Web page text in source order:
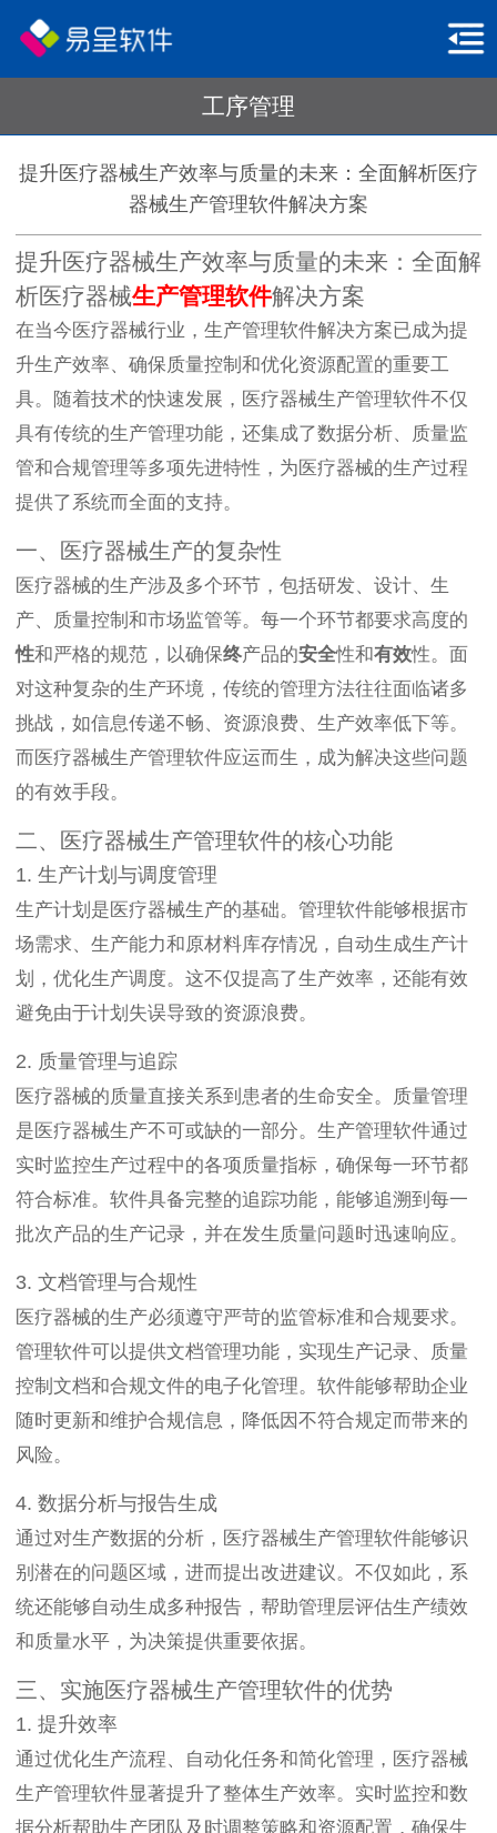
工序管理
提升医疗器械生产效率与质量的未来：全面解析医疗
器械生产管理软件解决方案
提升医疗器械生产效率与质量的未来：全面解
析医疗器械生产管理软件解决方案
在当今医疗器械行业，生产管理软件解决方案已成为提
升生产效率、确保质量控制和优化资源配置的重要工
具。随着技术的快速发展，医疗器械生产管理软件不仅
具有传统的生产管理功能，还集成了数据分析、质量监
管和合规管理等多项先进特性，为医疗器械的生产过程
提供了系统而全面的支持。
一、医疗器械生产的复杂性
医疗器械的生产涉及多个环节，包括研发、设计、生
产、质量控制和市场监管等。每一个环节都要求高度的
性和严格的规范，以确保终产品的安全性和有效性。面
对这种复杂的生产环境，传统的管理方法往往面临诸多
挑战，如信息传递不畅、资源浪费、生产效率低下等。
而医疗器械生产管理软件应运而生，成为解决这些问题
的有效手段。
二、医疗器械生产管理软件的核心功能
1. 生产计划与调度管理
生产计划是医疗器械生产的基础。管理软件能够根据市
场需求、生产能力和原材料库存情况，自动生成生产计
划，优化生产调度。这不仅提高了生产效率，还能有效
避免由于计划失误导致的资源浪费。
2. 质量管理与追踪
医疗器械的质量直接关系到患者的生命安全。质量管理
是医疗器械生产不可或缺的一部分。生产管理软件通过
实时监控生产过程中的各项质量指标，确保每一环节都
符合标准。软件具备完整的追踪功能，能够追溯到每一
批次产品的生产记录，并在发生质量问题时迅速响应。
3. 文档管理与合规性
医疗器械的生产必须遵守严苛的监管标准和合规要求。
管理软件可以提供文档管理功能，实现生产记录、质量
控制文档和合规文件的电子化管理。软件能够帮助企业
随时更新和维护合规信息，降低因不符合规定而带来的
风险。
4. 数据分析与报告生成
通过对生产数据的分析，医疗器械生产管理软件能够识
别潜在的问题区域，进而提出改进建议。不仅如此，系
统还能够自动生成多种报告，帮助管理层评估生产绩效
和质量水平，为决策提供重要依据。
三、实施医疗器械生产管理软件的优势
1. 提升效率
通过优化生产流程、自动化任务和简化管理，医疗器械
生产管理软件显著提升了整体生产效率。实时监控和数
据分析帮助生产团队及时调整策略和资源配置，确保生